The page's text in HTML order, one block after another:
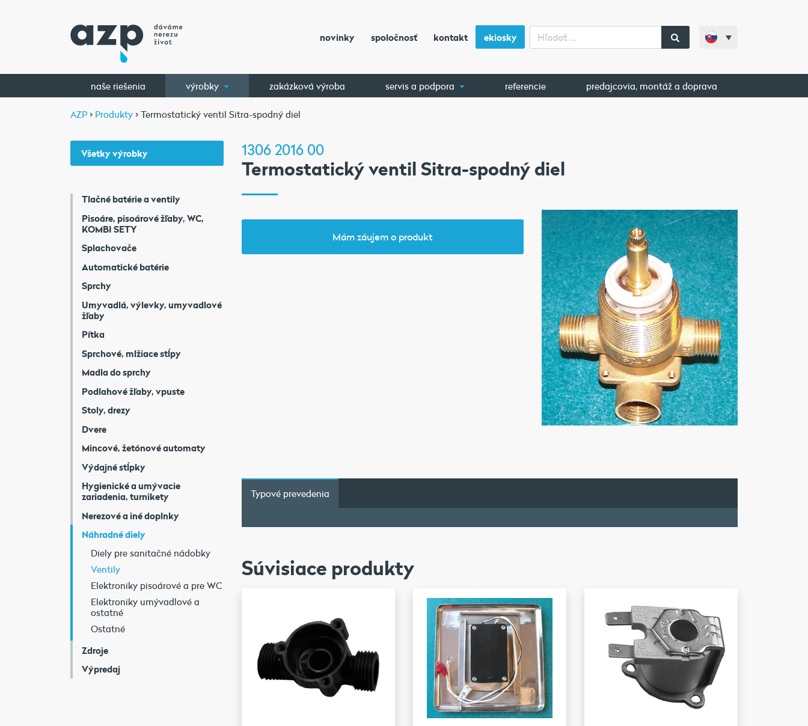
novinky spoločnosť kontakt ekiosky
naše riešenia výrobky zakázková výroba servis a podpora referencie predajcovia, montáž a doprava
AZP > Produkty > Termostatický ventil Sitra-spodný diel
Všetky výrobky
Tlačné batérie a ventily
Pisoáre, pisoárové žľaby, WC,
KOMBI SETY
Splachovače
Automatické batérie
Sprchy
Umyvadlá, výlevky, umyvadlové
žľaby
Pítka
Sprchové, mlžiace stĺpy
Madla do sprchy
Podlahové žľaby, vpuste
Stoly, drezy
Dvere
Mincové, žetónové automaty
Výdajné stĺpky
Hygienické a umývacie
zariadenia, turnikety
Nerezové a iné doplnky
Náhradné diely
Diely pre sanitačné nádobky
Ventily
Elektroniky pisoárové a pre WC
Elektroniky umývadlové a
ostatné
Ostatné
Zdroje
Výpredaj
1306 2016 00
Termostatický ventil Sitra-spodný diel
Mám záujem o produkt
Typové prevedenia
Súvisiace produkty